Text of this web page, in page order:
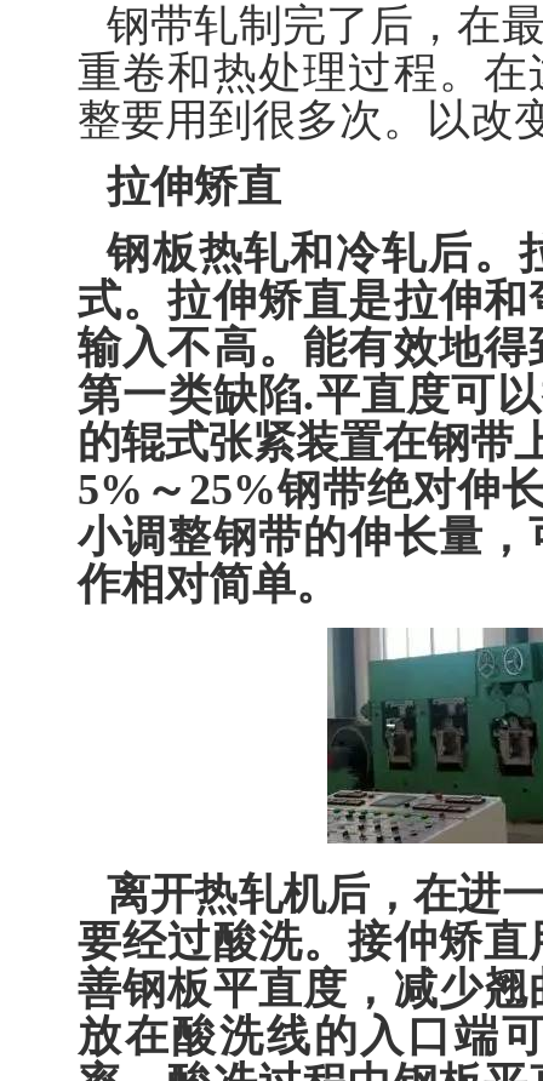
钢带轧制完了后，在
重卷和热处理过程。
整要用到很多次。以改
拉伸矫直
钢板热轧和冷轧后。
式。拉伸矫直是拉伸
输入不高。能有效地
第一类缺陷.平直度可
的辊式张紧装置在钢带
5%～25%钢带绝对伸
小调整钢带的伸长量
作相对简单。
离开热轧机后，在进
要经过酸洗。接仲矫
善钢板平直度，减少
放在酸洗线的入口端